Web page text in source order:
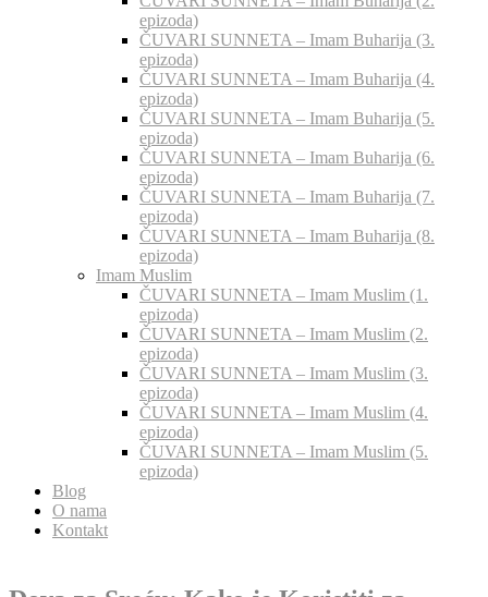
epizoda)
ČUVARI SUNNETA – Imam Buharija (3.
epizoda)
ČUVARI SUNNETA – Imam Buharija (4.
epizoda)
ČUVARI SUNNETA – Imam Buharija (5.
epizoda)
ČUVARI SUNNETA – Imam Buharija (6.
epizoda)
ČUVARI SUNNETA – Imam Buharija (7.
epizoda)
ČUVARI SUNNETA – Imam Buharija (8.
epizoda)
Imam Muslim
ČUVARI SUNNETA – Imam Muslim (1.
epizoda)
ČUVARI SUNNETA – Imam Muslim (2.
epizoda)
ČUVARI SUNNETA – Imam Muslim (3.
epizoda)
ČUVARI SUNNETA – Imam Muslim (4.
epizoda)
ČUVARI SUNNETA – Imam Muslim (5.
epizoda)
Blog
O nama
Kontakt